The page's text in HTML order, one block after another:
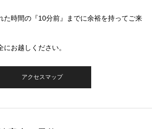
た時間の『10分前』までに余裕を持ってご来
お越しください。
アクセスマップ